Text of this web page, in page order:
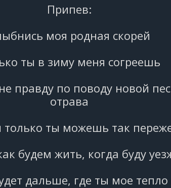
Припев:
моя родная скорей
ты в зиму меня согреешь
правду по поводу новой
отрава
только ты можешь так
будем жить, когда буду
дальше, где ты мое